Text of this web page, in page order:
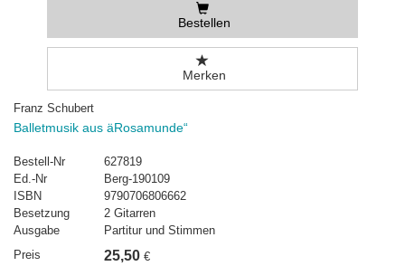
Bestellen
Merken
Franz Schubert
Balletmusik aus äRosamunde“
Bestell-Nr
627819
Ed.-Nr
Berg-190109
ISBN
9790706806662
Besetzung
2 Gitarren
Ausgabe
Partitur und Stimmen
Preis
25,50 €